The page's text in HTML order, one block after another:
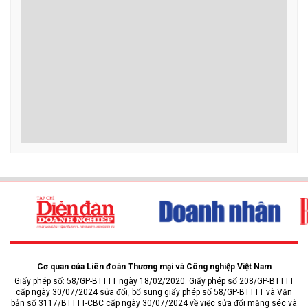
Cơ quan của Liên đoàn Thương mại và Công nghiệp Việt Nam
Giấy phép số: 58/GP-BTTTT ngày 18/02/2020. Giấy phép số 208/GP-BTTTT
cấp ngày 30/07/2024 sửa đổi, bổ sung giấy phép số 58/GP-BTTTT và Văn
bản số 3117/BTTTT-CBC cấp ngày 30/07/2024 về việc sửa đổi măng séc và